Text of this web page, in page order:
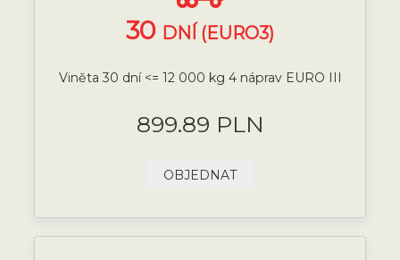
30 DNÍ (EURO3)
Viněta 30 dní <= 12 000 kg 4 náprav EURO III
899.89 PLN
OBJEDNAT